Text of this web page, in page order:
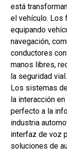
está
el vehículo. Los
equipando
navegación,
conductores
manos libres,
la seguridad vial.
Los sistemas
la interacción
perfecto a la
industria
interfaz de voz
soluciones de